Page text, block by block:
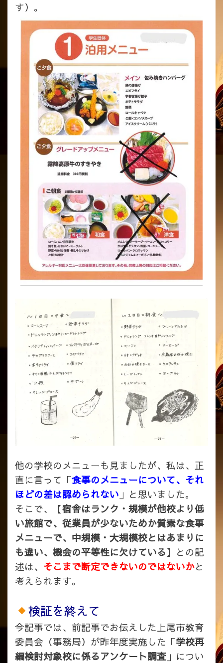
す）。
他の学校のメニューも見ましたが、私は、正
直に言って「食事のメニューについて、 それ
ほどの差は認められない 」と思いました。
そこで、【宿舎はランク・規模が他校より低
い旅館で、従業員が少ないためか質素な食事
メニューで、中規模・大規模校とはあまりに
も違い、機会の平等性に欠けている】 との記
述は、 そこまで断定できないのではないかと
考えられます。
検証を終えて
今記事では、前記事でお伝えした上尾市教育
委員会（事務局）が昨年度実施した「学校再
編検討対象校に係るアンケート調査 」につい